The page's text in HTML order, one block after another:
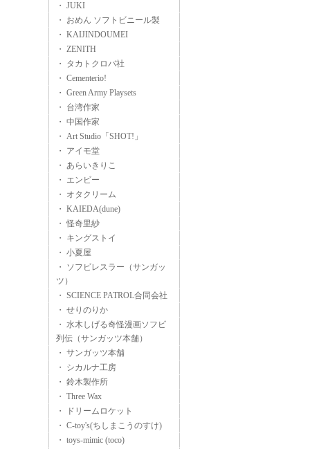
・ JUKI
・ おめん ソフトビニール製
・ KAIJINDOUMEI
・ ZENITH
・ タカトクロバ社
・ Cementerio!
・ Green Army Playsets
・ 台湾作家
・ 中国作家
・ Art Studio「SHOT!」
・ アイモ堂
・ あらいきりこ
・ エンビー
・ オタクリーム
・ KAIEDA(dune)
・ 怪奇里紗
・ キングストイ
・ 小夏屋
・ ソフビレスラー（サンガッ
ツ）
・ SCIENCE PATROL合同会社
・ せりのりか
・ 水木しげる奇怪漫画ソフビ
列伝（サンガッツ本舗）
・ サンガッツ本舗
・ シカルナ工房
・ 鈴木製作所
・ Three Wax
・ ドリームロケット
・ C-toy's(ちしまこうのすけ)
・ toys-mimic (toco)